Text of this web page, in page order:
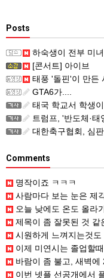
Posts
하숙생이 전부 미
[콘서트] 아이브
태풍 '돌핀'이 만든
GTA6가....
태국 학교서 학생
트럼프, '반도체·태양광 소
대한축구협회, 심
Comments
명작이죠 ㅋㅋㅋ
사람마다 보는 눈은 제각각
오늘 낮에도 온도 올라
제목이 좀 잘못된 것 같
시원하게 느껴지는것도 며칠이지... 다
이제 미연시는 졸업할
바람이 좀 불고, 새벽에
이번 넷플 선공개에서 플